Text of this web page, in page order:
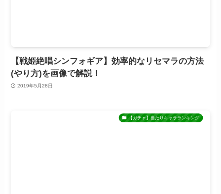
【戦姫絶唱シンフォギア】効率的なリセマラの方法
(やり方)を画像で解説！
2019年5月28日
【ガチャ】当たりキャラランキング